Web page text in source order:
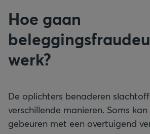
Hoe gaan
werk?
De oplichters benaderen
verschillende manieren. Soms
gebeuren met een overtuigend